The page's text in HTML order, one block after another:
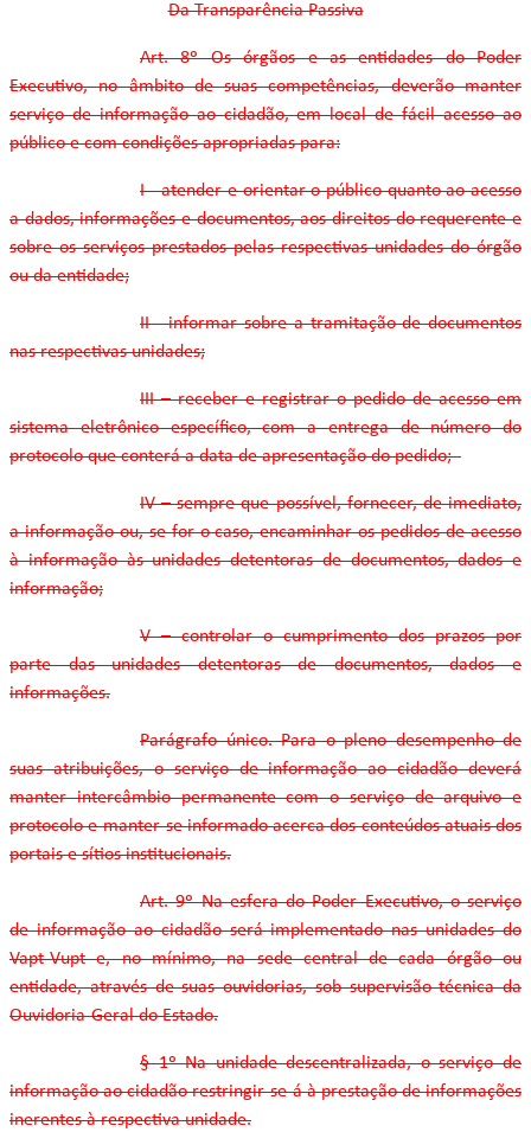
Da Transparência Passiva
Art. 8º Os órgãos e as entidades do Poder
Executivo, no âmbito de suas competências, deverão manter
serviço de informação ao cidadão, em local de fácil acesso ao
público e com condições apropriadas para:
I - atender e orientar o público quanto ao acesso
a dados, informações e documentos, aos direitos do requerente e
sobre os serviços prestados pelas respectivas unidades do órgão
ou da entidade;
II - informar sobre a tramitação de documentos
nas respectivas unidades;
III – receber e registrar o pedido de acesso em
sistema eletrônico específico, com a entrega de número do
protocolo que conterá a data de apresentação do pedido;
IV – sempre que possível, fornecer, de imediato,
a informação ou, se for o caso, encaminhar os pedidos de acesso
à informação às unidades detentoras de documentos, dados e
informação;
V – controlar o cumprimento dos prazos por
parte das unidades detentoras de documentos, dados e
informações.
Parágrafo único. Para o pleno desempenho de
suas atribuições, o serviço de informação ao cidadão deverá
manter intercâmbio permanente com o serviço de arquivo e
protocolo e manter-se informado acerca dos conteúdos atuais dos
portais e sítios institucionais.
Art. 9º Na esfera do Poder Executivo, o serviço
de informação ao cidadão será implementado nas unidades do
Vapt-Vupt e, no mínimo, na sede central de cada órgão ou
entidade, através de suas ouvidorias, sob supervisão técnica da
Ouvidoria-Geral do Estado.
§ 1º Na unidade descentralizada, o serviço de
informação ao cidadão restringir-se-á à prestação de informações
inerentes à respectiva unidade.